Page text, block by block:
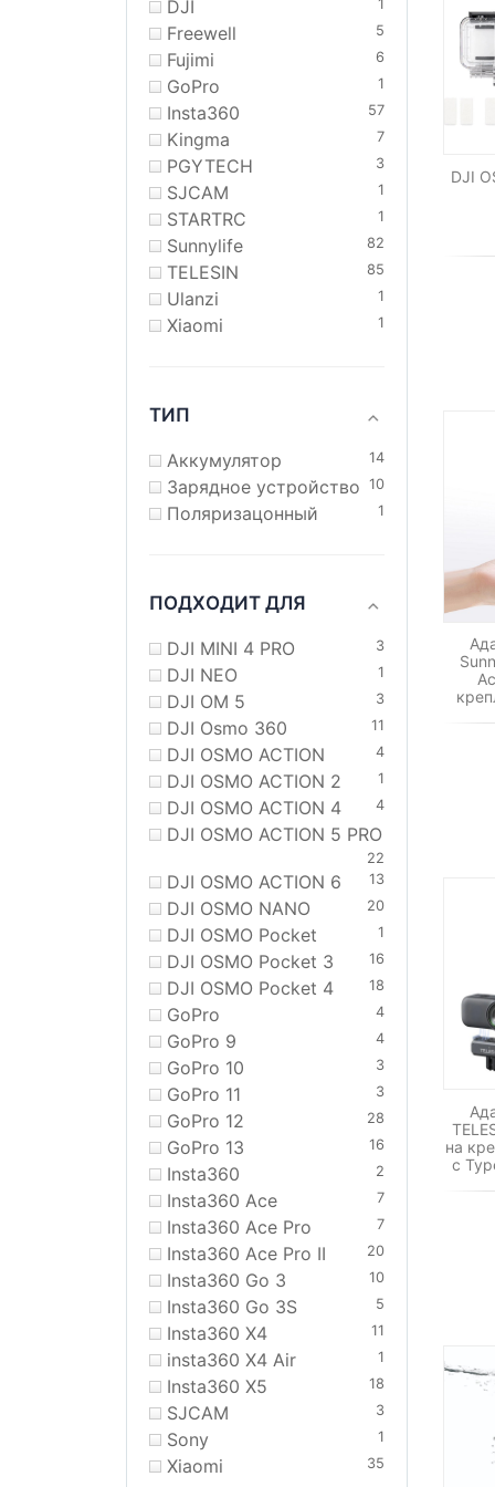
DJI 1
Freewell 5
Fujimi 6
GoPro 1
Insta360 57
Kingma 7
PGYTECH 3
SJCAM 1
STARTRC 1
Sunnylife 82
TELESIN 85
Ulanzi 1
Xiaomi 1
ТИП
Аккумулятор 14
Зарядное устройство 10
Поляризацонный 1
ПОДХОДИТ ДЛЯ
DJI MINI 4 PRO 3
DJI NEO 1
DJI OM 5 3
DJI Osmo 360 11
DJI OSMO ACTION 4
DJI OSMO ACTION 2 1
DJI OSMO ACTION 4 4
DJI OSMO ACTION 5 PRO
22
DJI OSMO ACTION 6 13
DJI OSMO NANO 20
DJI OSMO Pocket 1
DJI OSMO Pocket 3 16
DJI OSMO Pocket 4 18
GoPro 4
GoPro 9 4
GoPro 10 3
GoPro 11 3
GoPro 12 28
GoPro 13 16
Insta360 2
Insta360 Ace 7
Insta360 Ace Pro 7
Insta360 Ace Pro II 20
Insta360 Go 3 10
Insta360 Go 3S 5
Insta360 X4 11
insta360 X4 Air 1
Insta360 X5 18
SJCAM 3
Sony 1
Xiaomi 35
DJI
на
с